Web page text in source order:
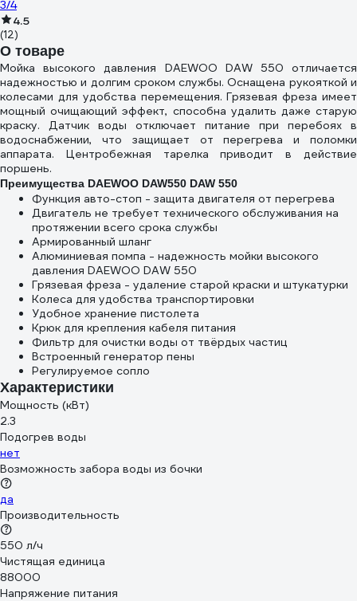
3/4
4.5
(12)
О товаре
Мойка высокого давления DAEWOO DAW 550 отличается
надежностью и долгим сроком службы. Оснащена рукояткой и
колесами для удобства перемещения. Грязевая фреза имеет
мощный очищающий эффект, способна удалить даже старую
краску. Датчик воды отключает питание при перебоях в
водоснабжении, что защищает от перегрева и поломки
аппарата. Центробежная тарелка приводит в действие
поршень.
Преимущества DAEWOO DAW550 DAW 550
Функция авто-стоп - защита двигателя от перегрева
Двигатель не требует технического обслуживания на
протяжении всего срока службы
Армированный шланг
Алюминиевая помпа - надежность мойки высокого
давления DAEWOO DAW 550
Грязевая фреза - удаление старой краски и штукатурки
Колеса для удобства транспортировки
Удобное хранение пистолета
Крюк для крепления кабеля питания
Фильтр для очистки воды от твёрдых частиц
Встроенный генератор пены
Регулируемое сопло
Характеристики
Мощность (кВт)
2.3
Подогрев воды
нет
Возможность забора воды из бочки
да
Производительность
550 л/ч
Чистящая единица
88000
Напряжение питания